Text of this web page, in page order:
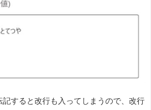
記すると改行も入ってしまうので、改行